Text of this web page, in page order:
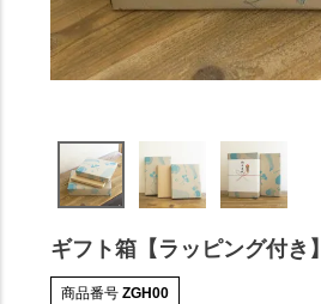
ギフト箱【ラッピング付き】
商品番号 ZGH00